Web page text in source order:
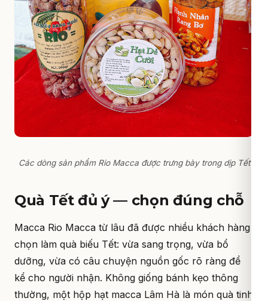
Các dòng sản phẩm Rio Macca được trưng bày trong dịp Tết
Quà Tết đủ ý — chọn đúng chỗ
Macca Rio Macca từ lâu đã được nhiều khách hàng
chọn làm quà biếu Tết: vừa sang trọng, vừa bổ
dưỡng, vừa có câu chuyện nguồn gốc rõ ràng để
kể cho người nhận. Không giống bánh kẹo thông
thường, một hộp hạt macca Lâm Hà là món quà tinh